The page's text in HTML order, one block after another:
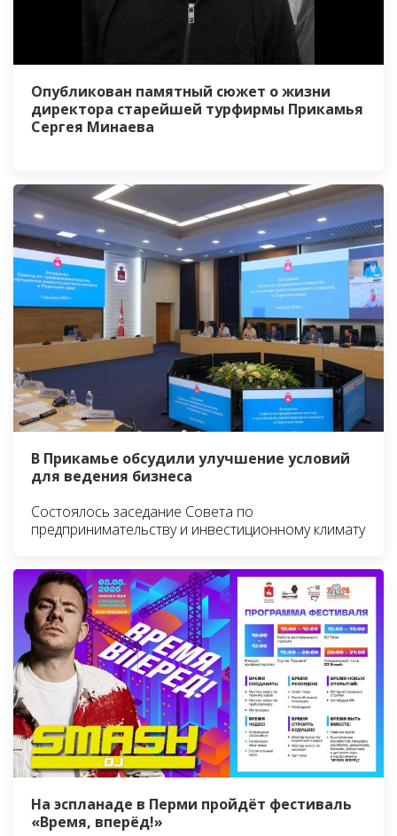
Опубликован памятный сюжет о жизни
директора старейшей турфирмы Прикамья
Сергея Минаева
В Прикамье обсудили улучшение условий
для ведения бизнеса
Состоялось заседание Совета по
предпринимательству и инвестиционному климату
На эспланаде в Перми пройдёт фестиваль
«Время, вперёд!»